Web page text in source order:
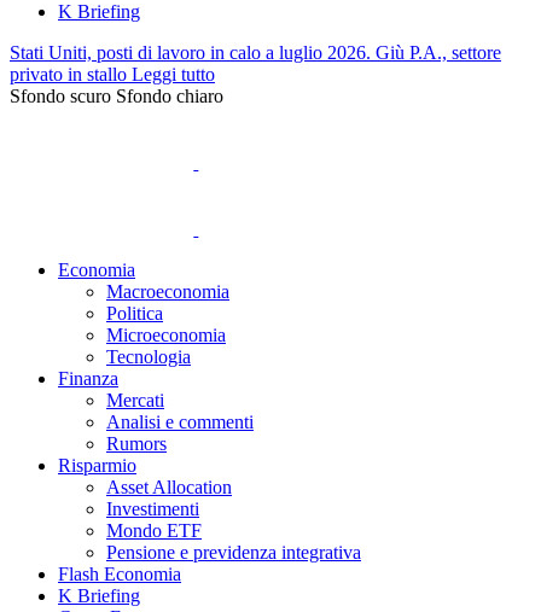
K Briefing
Stati Uniti, posti di lavoro in calo a luglio 2026. Giù P.A., settore
privato in stallo Leggi tutto
Sfondo scuro Sfondo chiaro
Economia
Macroeconomia
Politica
Microeconomia
Tecnologia
Finanza
Mercati
Analisi e commenti
Rumors
Risparmio
Asset Allocation
Investimenti
Mondo ETF
Pensione e previdenza integrativa
Flash Economia
K Briefing